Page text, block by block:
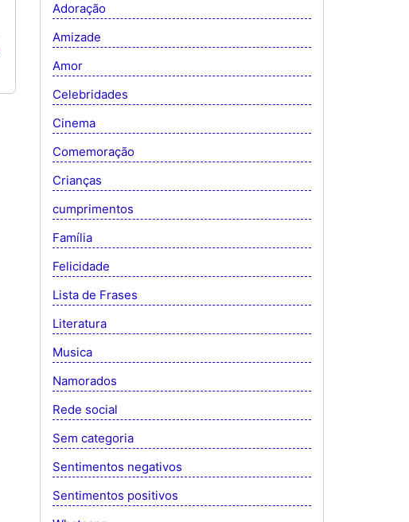
Adoração
Amizade
Amor
Celebridades
Cinema
Comemoração
Crianças
cumprimentos
Família
Felicidade
Lista de Frases
Literatura
Musica
Namorados
Rede social
Sem categoria
Sentimentos negativos
Sentimentos positivos